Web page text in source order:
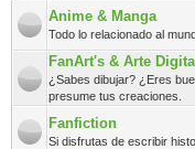
Anime & Manga
Todo lo relacionado al
FanArt's & Arte Digital
¿Sabes dibujar? ¿Eres
presume tus creaciones.
Fanfiction
Si disfrutas de escribir